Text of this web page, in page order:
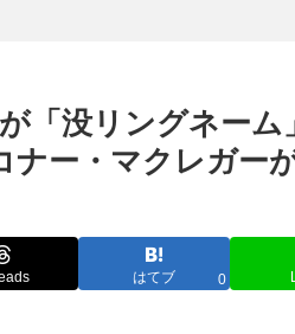
「没リングネー
ー・マクレガー
はてブ 0